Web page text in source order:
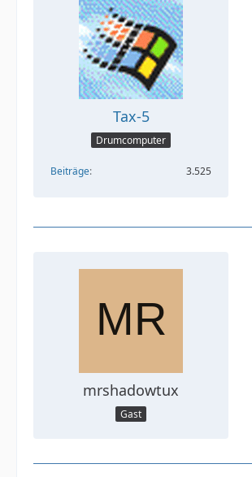
Tax-5
Drumcomputer
Beiträge 3.525
mrshadowtux
Gast